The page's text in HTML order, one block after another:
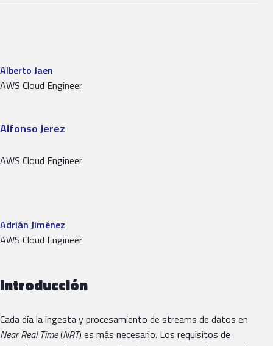
Alberto Jaen
AWS Cloud Engineer
Alfonso Jerez
AWS Cloud Engineer
Adrián Jiménez
AWS Cloud Engineer
Introducción
Cada día la ingesta y procesamiento de streams de datos en
Near Real Time(NRT) es más necesario. Los requisitos de